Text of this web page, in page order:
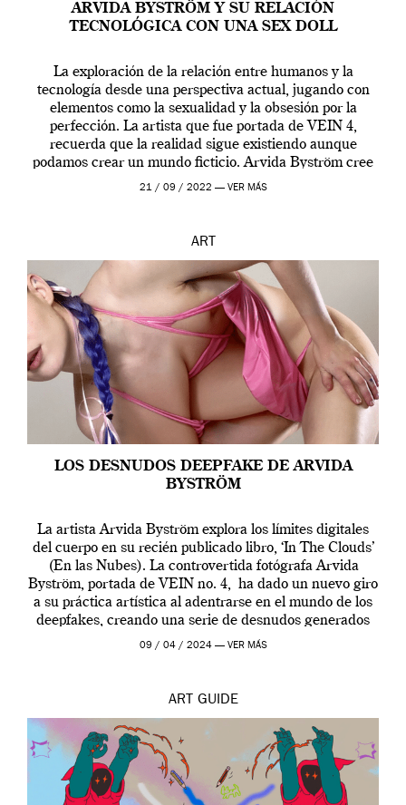
ARVIDA BYSTRÖM Y SU RELACIÓN
TECNOLÓGICA CON UNA SEX DOLL
La exploración de la relación entre humanos y la
tecnología desde una perspectiva actual, jugando con
elementos como la sexualidad y la obsesión por la
perfección. La artista que fue portada de VEIN 4,
recuerda que la realidad sigue existiendo aunque
podamos crear un mundo ficticio. Arvida Byström cree
que los humanos tienen un complejo […]
21 / 09 / 2022 — VER MÁS
ART
LOS DESNUDOS DEEPFAKE DE ARVIDA
BYSTRÖM
La artista Arvida Byström explora los límites digitales
del cuerpo en su recién publicado libro, ‘In The Clouds’
(En las Nubes). La controvertida fotógrafa Arvida
Byström, portada de VEIN no. 4, ha dado un nuevo giro
a su práctica artística al adentrarse en el mundo de los
deepfakes, creando una serie de desnudos generados
por […]
09 / 04 / 2024 — VER MÁS
ART GUIDE